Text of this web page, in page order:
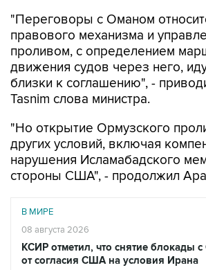
"Переговоры с Оманом
правового механизма и
проливом, с определением
движения судов через него,
близки к соглашению", -
Tasnim слова министра.
"Но открытие Ормузского
других условий, включая
нарушения Исламабадского
стороны США", - продолжил
В МИРЕ
08 августа 2026
КСИР отметил, что снятие блокады
от согласия США на условия Ирана